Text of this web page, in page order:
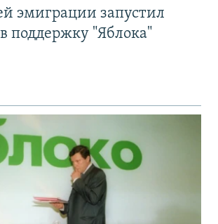
эмиграции запустил
поддержку "Яблока"